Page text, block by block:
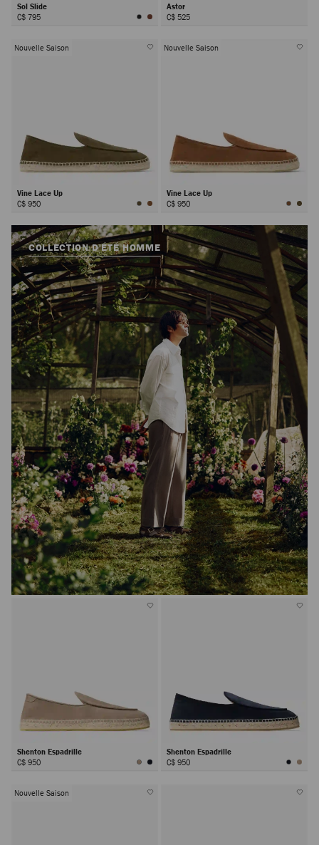
Sol Slide
C$ 795
Astor
C$ 525
Nouvelle Saison
Vine Lace Up
C$ 950
Nouvelle Saison
Vine Lace Up
C$ 950
COLLECTION D'ÉTÉ HOMME
Shenton Espadrille
C$ 950
Shenton Espadrille
C$ 950
Nouvelle Saison